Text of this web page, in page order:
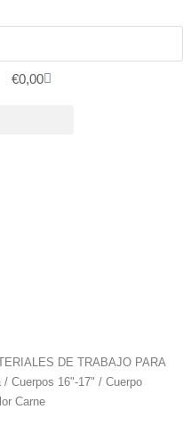
€0,00
DE TRABAJO PARA
/ Cuerpos 16"-17" / Cuerpo
Carne